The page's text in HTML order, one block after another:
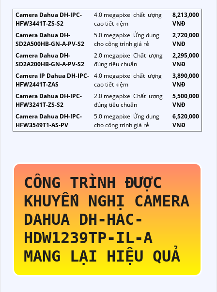
Camera Dahua DH-IPC-
HFW3441T-ZS-S2
4.0 megapixel chất lượng
cao tiết kiệm
8,213,000
VNĐ
Camera Dahua DH-
SD2A500HB-GN-A-PV-S2
5.0 megapixel Ứng dụng
cho công trình giá rẻ
2,720,000
VNĐ
Camera Dahua DH-
SD2A200HB-GN-A-PV-S2
2.0 megapixel Chất lượng
đúng tiêu chuẩn
2,295,000
VNĐ
Camera IP Dahua DH-IPC-
HFW2441T-ZAS
4.0 megapixel chất lượng
cao tiết kiệm
3,890,000
VNĐ
Camera Dahua DH-IPC-
HFW3241T-ZS-S2
2.0 megapixel Chất lượng
đúng tiêu chuẩn
5,500,000
VNĐ
Camera Dahua DH-IPC-
HFW3549T1-AS-PV
5.0 megapixel Ứng dụng
cho công trình giá rẻ
6,520,000
VNĐ
CÔNG TRÌNH ĐƯỢC
KHUYẾN NGHỊ CAMERA
DAHUA DH-HAC-
HDW1239TP-IL-A
MANG LẠI HIỆU QUẢ